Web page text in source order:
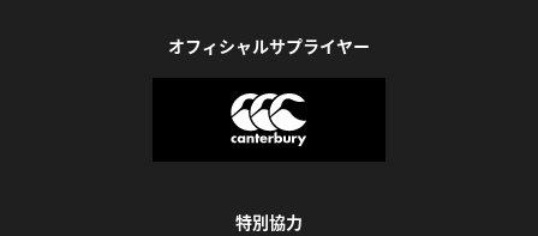
オフィシャルサプライヤー
特別協力